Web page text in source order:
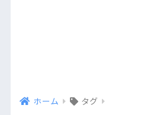
ホーム タグ